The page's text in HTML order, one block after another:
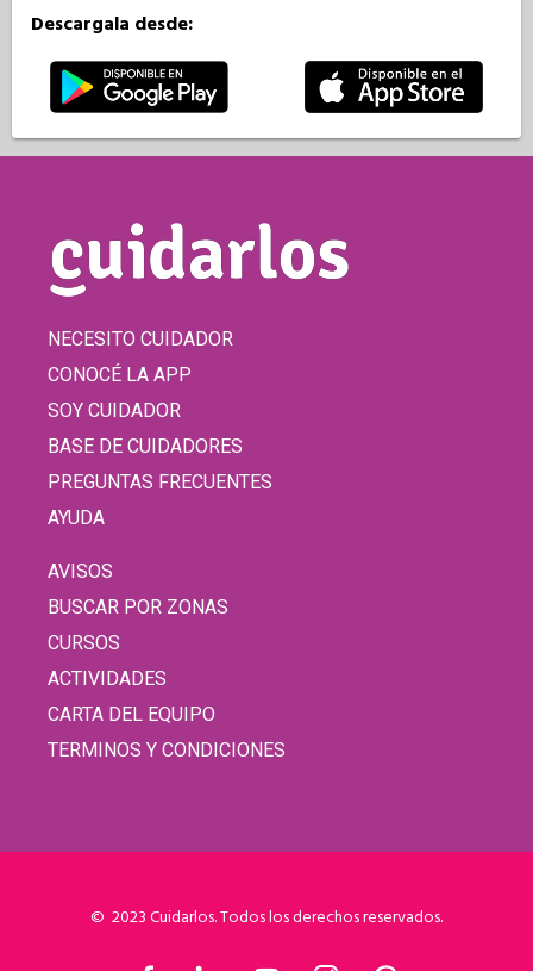
Descargala desde:
NECESITO CUIDADOR
CONOCÉ LA APP
SOY CUIDADOR
BASE DE CUIDADORES
PREGUNTAS FRECUENTES
AYUDA
AVISOS
BUSCAR POR ZONAS
CURSOS
ACTIVIDADES
CARTA DEL EQUIPO
TERMINOS Y CONDICIONES
© 2023 Cuidarlos. Todos los derechos reservados.